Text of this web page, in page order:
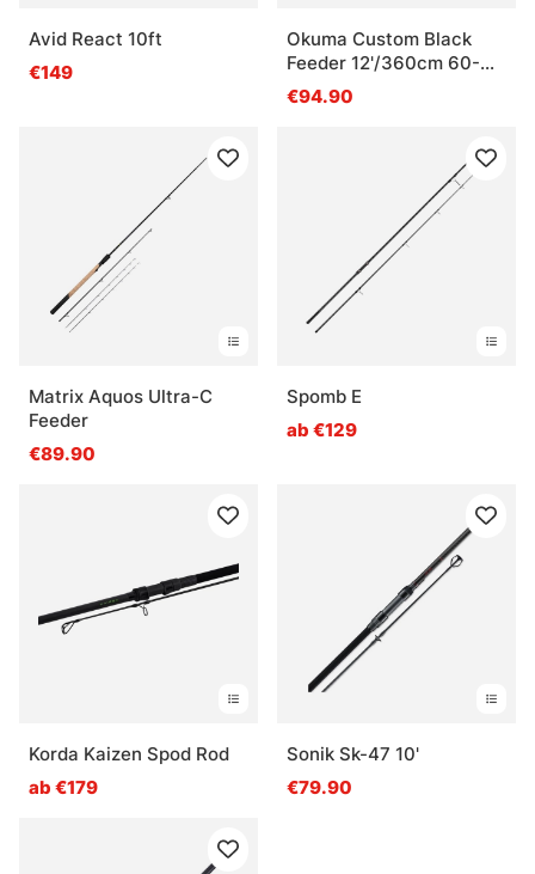
Avid React 10ft
€149
Okuma Custom Black
Feeder 12'/360cm 60-
120g
€94.90
Matrix Aquos Ultra-C
Feeder
€89.90
Spomb E
ab €129
Korda Kaizen Spod Rod
ab €179
Sonik Sk-47 10'
€79.90